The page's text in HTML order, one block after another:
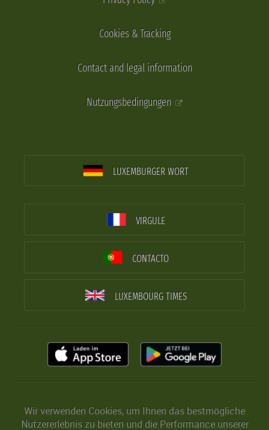
Cookies & Tracking
Contact and legal information
Nutzungsbedingungen
LUXEMBURGER WORT
VIRGULE
CONTACTO
LUXEMBOURG TIMES
Wir verwenden Cookies, um Ihnen das bestmögliche
Nutzererlebnis zu bieten und die Performance unserer